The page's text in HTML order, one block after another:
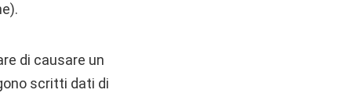
di causare un
scritti dati di